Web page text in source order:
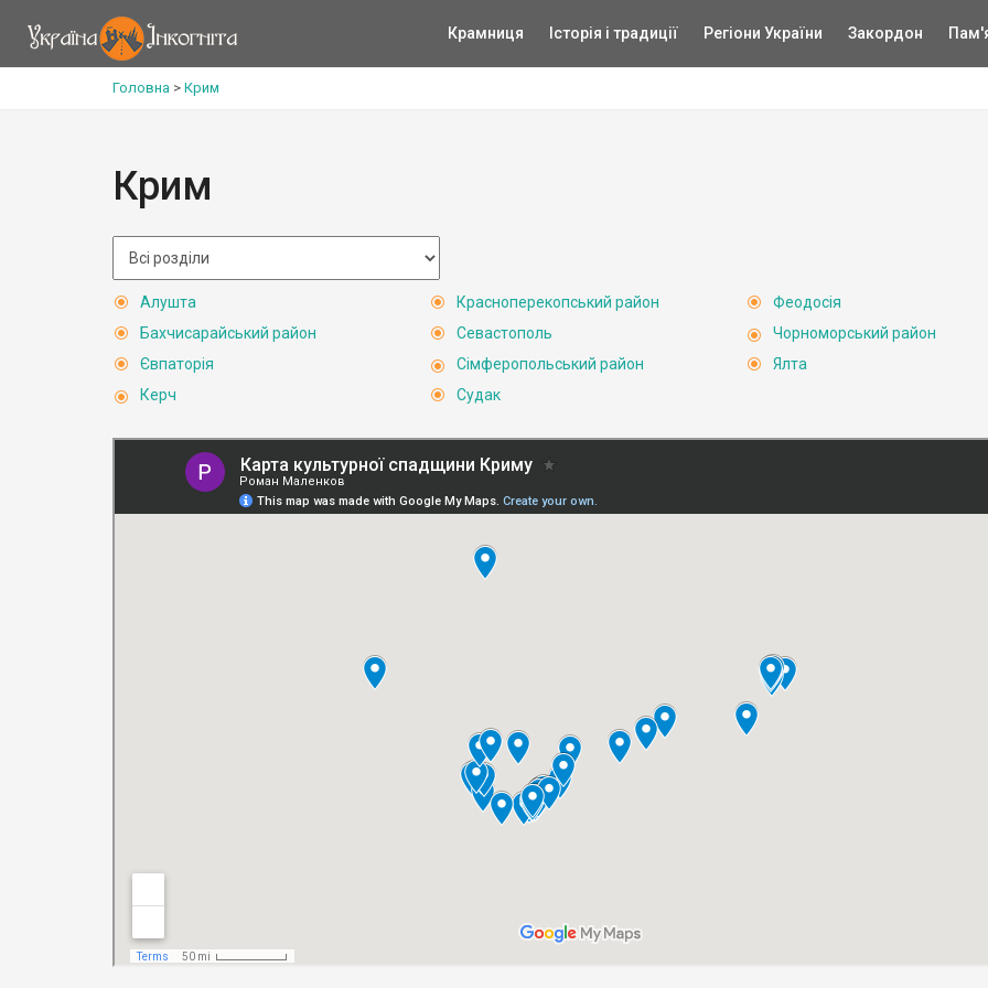
Крамниця Історія і традиції Регіони України Закордон
Головна > Крим
Крим
Алушта
Бахчисарайський район
Євпаторія
Керч
Красноперекопський район
Севастополь
Сімферопольський район
Судак
Феодосія
Чорноморський район
Ялта